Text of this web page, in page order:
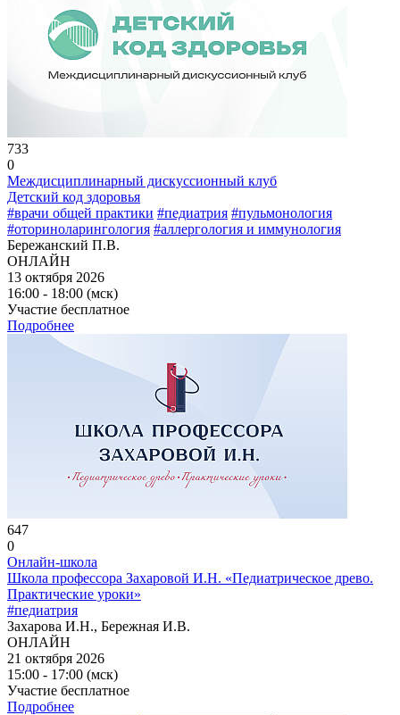
733
0
Междисциплинарный дискуссионный клуб
Детский код здоровья
#врачи общей практики #педиатрия #пульмонология
#оториноларингология #аллергология и иммунология
Бережанский П.В.
ОНЛАЙН
13 октября 2026
16:00 - 18:00 (мск)
Участие бесплатное
Подробнее
647
0
Онлайн-школа
Школа профессора Захаровой И.Н. «Педиатрическое древо.
Практические уроки»
#педиатрия
Захарова И.Н., Бережная И.В.
ОНЛАЙН
21 октября 2026
15:00 - 17:00 (мск)
Участие бесплатное
Подробнее